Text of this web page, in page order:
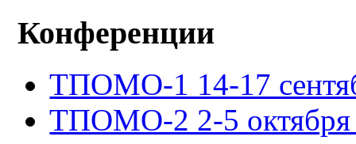
Конференции
ТПОМО-1 14-17
ТПОМО-2 2-5 октября